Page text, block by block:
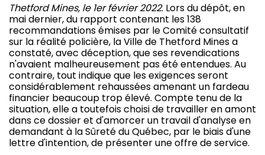
Thetford Mines, le 1er février 2022. Lors du dépôt, en
mai dernier, du rapport contenant les 138
recommandations émises par le Comité consultatif
sur la réalité policière, la Ville de Thetford Mines a
constaté, avec déception, que ses revendications
n'avaient malheureusement pas été entendues. Au
contraire, tout indique que les exigences seront
considérablement rehaussées amenant un fardeau
financier beaucoup trop élevé. Compte tenu de la
situation, elle a toutefois choisi de travailler en amont
dans ce dossier et d'amorcer un travail d'analyse en
demandant à la Sûreté du Québec, par le biais d'une
lettre d'intention, de présenter une offre de service.